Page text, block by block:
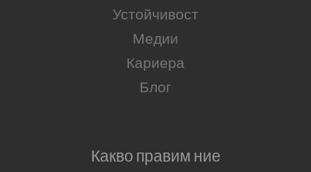
Устойчивост
Медии
Кариера
Блог
Какво правим ние